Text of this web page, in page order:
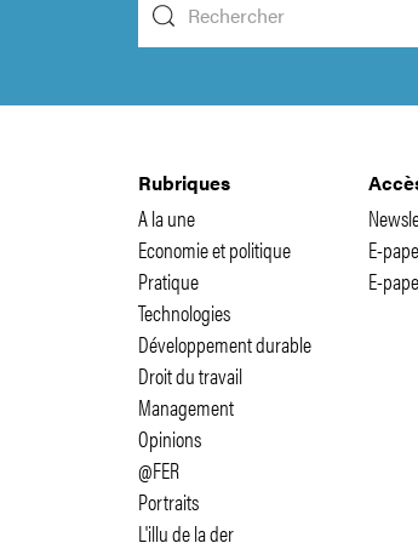
Rubriques
A la une
Economie et politique
Pratique
Technologies
Développement durable
Droit du travail
Management
Opinions
@FER
Portraits
L'illu de la der
E-
E-